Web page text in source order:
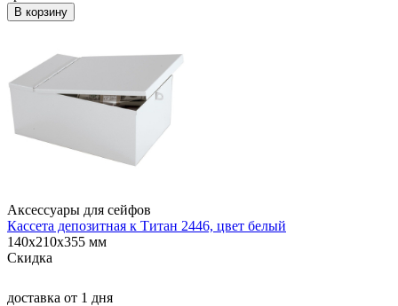
В корзину
Аксессуары для сейфов
Кассета депозитная к Титан 2446, цвет белый
140x210x355 мм
Скидка
доставка от 1 дня